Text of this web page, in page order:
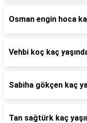
Osman engin hoca
Vehbi koç kaç
Sabiha gökçen kaç
Tan sağtürk kaç